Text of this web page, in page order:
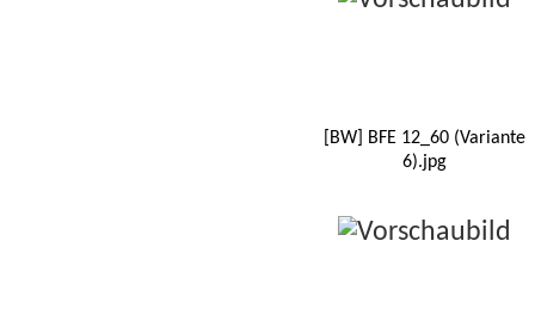
[BW] BFE 12_60 (Variante
6).jpg